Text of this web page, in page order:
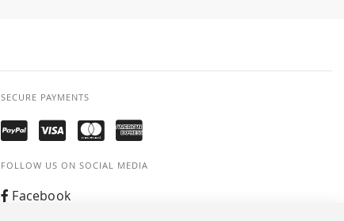
SECURE PAYMENTS
FOLLOW US ON SOCIAL MEDIA
Facebook